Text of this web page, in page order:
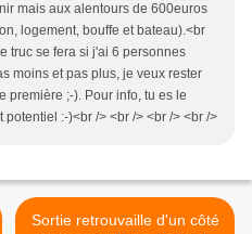
mais aux alentours de 600euros
logement, bouffe et bateau).<br
truc se fera si j'ai 6 personnes
moins et pas plus, je veux rester
première ;-). Pour info, tu es le
potentiel :-)<br /> <br /> <br /> <br />
Sortie retrouvaille d'un côté